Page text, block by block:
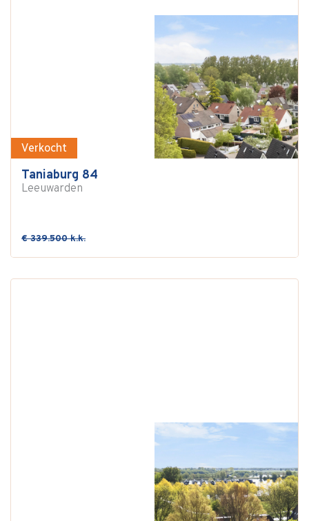
Verkocht
Taniaburg 84
Leeuwarden
€ 339.500 k.k.